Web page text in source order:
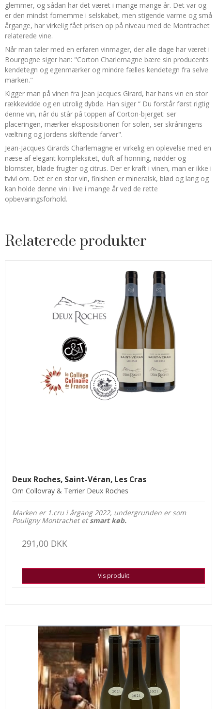
glemmer, og sådan har det været i mange mange år. Det var og
er den mindst fornemme i selskabet, men stigende varme og små
årgange, har virkelig fået prisen op på niveau med de Montrachet
relaterede vine.
Når man taler med en erfaren vinmager, der alle dage har været i
Bourgogne siger han: "Corton Charlemagne bære sin producents
kendetegn og egenmærker og mindre fælles kendetegn fra selve
marken."
Kigger man på vinen fra Jean jacques Girard, har hans vin en stor
rækkevidde og en utrolig dybde. Han siger “ Du forstår først rigtig
denne vin, når du står på toppen af Corton-bjerget: ser
placeringen, mærker eksposisitionen for solen, ser skråningens
væltning og jordens skiftende farver".
Jean-Jacques Girards Charlemagne er virkelig en oplevelse med en
næse af elegant kompleksitet, duft af honning, nødder og
blomster, bløde frugter og citrus. Der er kraft i vinen, man er ikke i
tvivl om. Det er en stor vin, finishen er mineralsk, blød og lang og
kan holde denne vin i live i mange år ved de rette
opbevaringsforhold.
Relaterede produkter
Deux Roches, Saint-Véran, Les Cras
Om Collovray & Terrier Deux Roches
Marken er 1.cru i årgang 2022, undergrunden er som
Pouligny Montrachet etsmart køb.
291,00 DKK
Vis produkt